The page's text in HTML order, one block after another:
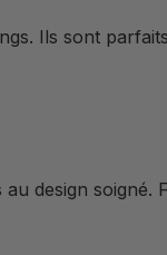
Ils sont
design